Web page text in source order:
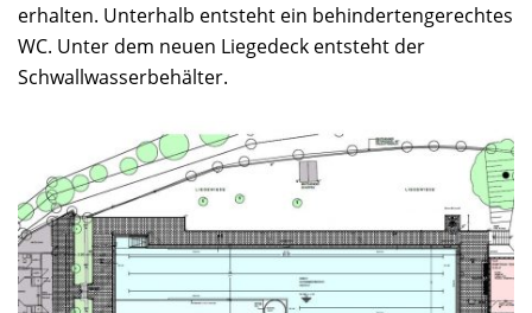
erhalten. Unterhalb entsteht ein behindertengerechtes
WC. Unter dem neuen Liegedeck entsteht der
Schwallwasserbehälter.